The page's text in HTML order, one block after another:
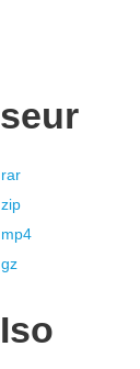
rar
zip
mp4
gz
Iso